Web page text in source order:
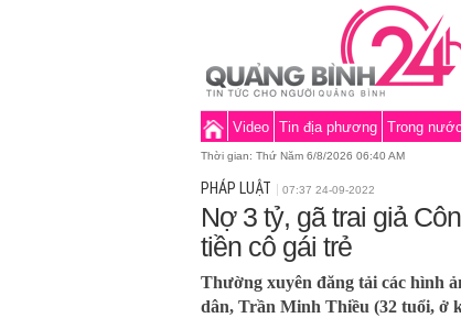
Video Tin địa phương Trong nước
Thời gian: Thứ Năm 6/8/2026 06:40 AM
PHÁP LUẬT 07:37 24-09-2022
Nợ 3 tỷ, gã trai giả
tiền cô gái trẻ
Thường xuyên đăng tải các hình
dân, Trần Minh Thiều (32 tuổi, ở